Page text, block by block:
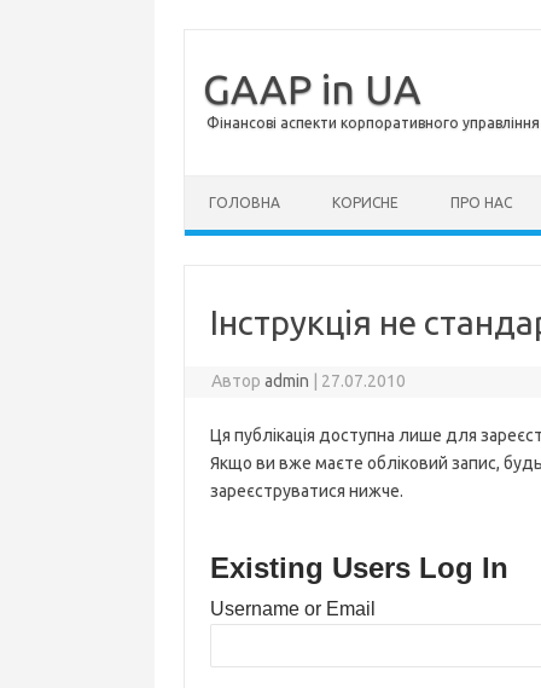
GAAP in UA
Фінансові аспекти корпоративного
ГОЛОВНА КОРИСНЕ ПРО НАС
Інструкція не
Авторadmin 27.07.2010
Ця публікація доступна лише для
Якщо ви вже маєте обліковий запис,
зареєструватися нижче.
Existing Users Log In
Username or Email